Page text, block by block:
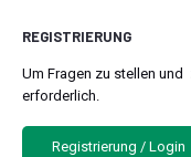
REGISTRIERUNG
Um Fragen zu stellen
erforderlich.
Registrierung / Login